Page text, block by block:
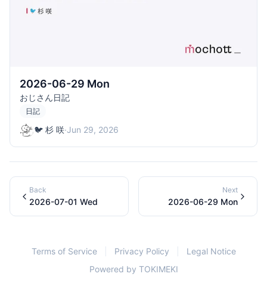
2026-06-29 Mon
おじさん日記
日記
🐦 杉 咲·Jun 29, 2026
Back
2026-07-01 Wed
Next
2026-06-29 Mon
Terms of Service Privacy Policy
Legal Notice
Powered by TOKIMEKI